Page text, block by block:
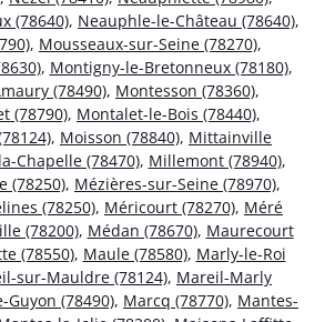
(78640), Neauphle-le-Château (78640),
, Mousseaux-sur-Seine (78270),
, Montigny-le-Bretonneux (78180),
(78490), Montesson (78360),
(78790), Montalet-le-Bois (78440),
, Moisson (78840), Mittainville
Chapelle (78470), Millemont (78940),
(78250), Mézières-sur-Seine (78970),
(78250), Méricourt (78270), Méré
(78200), Médan (78670), Maurecourt
(78550), Maule (78580), Marly-le-Roi
sur-Mauldre (78124), Mareil-Marly
Guyon (78490), Marcq (78770), Mantes-